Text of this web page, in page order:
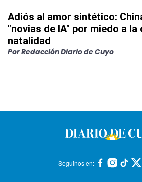
Adiós al amor sintético:
"novias de IA" por miedo a la
natalidad
PorRedacción Diario de Cuyo
Seguinos en: